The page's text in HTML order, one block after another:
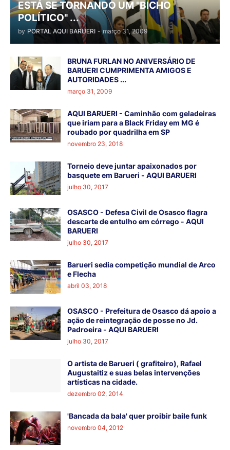
ESTÁ SE TORNANDO UM "BICHO
POLÍTICO" ...
by PORTAL AQUI BARUERI - março 31, 2009
BRUNA FURLAN NO ANIVERSÁRIO DE
BARUERI CUMPRIMENTA AMIGOS E
AUTORIDADES ...
março 31, 2009
AQUI BARUERI - Caminhão com geladeiras
que iriam para a Black Friday em MG é
roubado por quadrilha em SP
novembro 23, 2018
Torneio deve juntar apaixonados por
basquete em Barueri - AQUI BARUERI
julho 30, 2017
OSASCO - Defesa Civil de Osasco flagra
descarte de entulho em córrego - AQUI
BARUERI
julho 30, 2017
Barueri sedia competição mundial de Arco
e Flecha
abril 03, 2018
OSASCO - Prefeitura de Osasco dá apoio a
ação de reintegração de posse no Jd.
Padroeira - AQUI BARUERI
julho 30, 2017
O artista de Barueri ( grafiteiro), Rafael
Augustaitiz e suas belas intervenções
artísticas na cidade.
dezembro 02, 2014
'Bancada da bala' quer proibir baile funk
novembro 04, 2012